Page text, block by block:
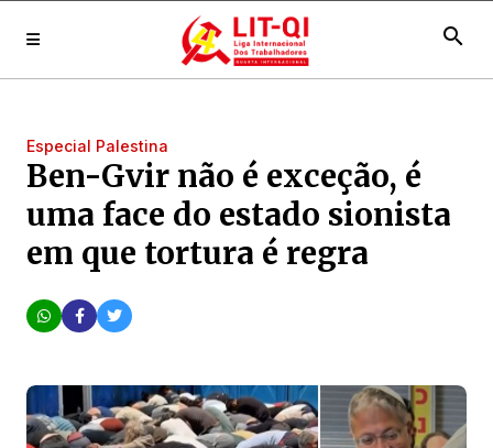
search
Especial Palestina
Ben-Gvir não é exceção, é
uma face do estado sionista
em que tortura é regra